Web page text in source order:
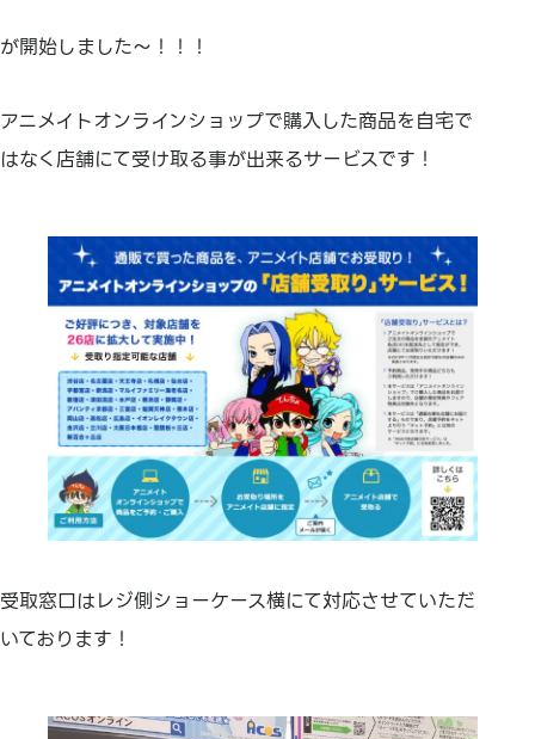
が開始しました～！！！
アニメイトオンラインショップで購入した商品を自宅で
はなく店舗にて受け取る事が出来るサービスです！
受取窓口はレジ側ショーケース横にて対応させていただ
いております！